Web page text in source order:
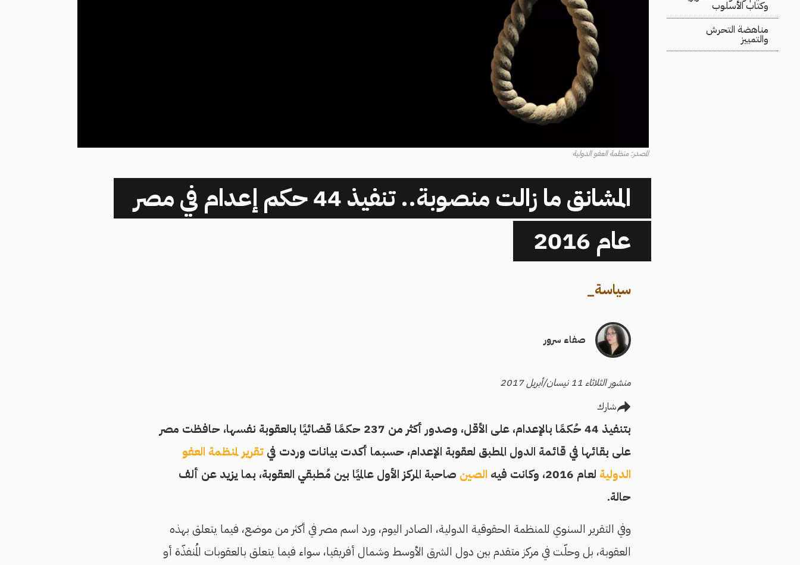
وكتاب الأسلوب
مناهضة التحرش
والتمييز
المصدر: منظمة العفو الدولية
المشانق ما زالت منصوبة.. تنفيذ 44 حكم إعدام في مصر
عام 2016
سياسة_
صفاء سرور
منشور الثلاثاء 11 نيسان/أبريل 2017
شارك
بتنفيذ 44 حُكمًا بالإعدام، على الأقل، وصدور أكثر من 237 حكمًا قضائيًا بالعقوبة نفسها، حافظت مصر
على بقائها في قائمة الدول المطبق لعقوبة الإعدام، حسبما أكدت بيانات وردت في تقرير لمنظمة العفو
الدولية لعام 2016، وكانت فيه الصين صاحبة المركز الأول عالميًا بين مُطبقي العقوبة، بما يزيد عن ألف
حالة.
وفي التقرير السنوي للمنظمة الحقوقية الدولية، الصادر اليوم، ورد اسم مصر في أكثر من موضع، فيما يتعلق بهذه
العقوبة، بل وحلّت في مركز متقدم بين دول الشرق الأوسط وشمال أفريقيا، سواء فيما يتعلق بالعقوبات المُنفذّة أو